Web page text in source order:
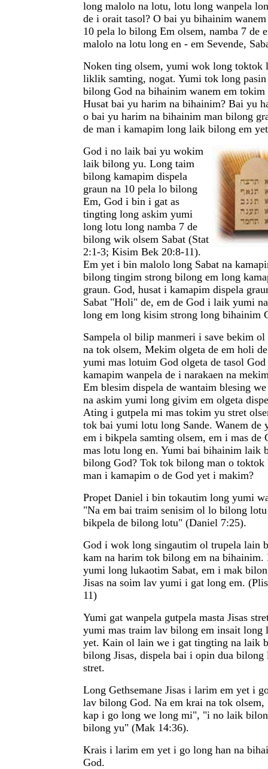
long malolo na lotu, lotu long wanpela
de i orait tasol? O bai yu bihainim
10 pela lo bilong Em olsem, namba 7 de
malolo na lotu long en - em Sevende,
Noken ting olsem, yumi wok long toktok
liklik samting, nogat. Yumi tok long
bilong God na bihainim wanem em
Husat bai yu harim na bihainim? Bai yu
o bai yu harim na bihainim man bilong
de man i kamapim long laik bilong em
God i no laik bai yu wokim
laik bilong yu. Long taim
bilong kamapim dispela
graun na 10 pela lo bilong
Em, God i bin i gat as
tingting long askim yumi
long lotu long namba 7 de
bilong wik olsem Sabat (Stat
2:1-3; Kisim Bek 20:8-11).
Em yet i bin malolo long Sabat na
bilong tingim strong bilong em long
graun. God, husat i kamapim dispela
Sabat "Holi" de, em de God i laik yumi
long em long kisim strong long bihainim
Sampela ol bilip manmeri i save bekim
na tok olsem, Mekim olgeta de em holi
yumi mas lotuim God olgeta de tasol
kamapim wanpela de i narakaen na
Em blesim dispela de wantaim blesing
na askim yumi long givim em olgeta
Ating i gutpela mi mas tokim yu stret
tok bai yumi lotu long Sande. Wanem de
em i bikpela samting olsem, em i mas
mas lotu long en. Yumi bai bihainim laik
bilong God? Tok tok bilong man o toktok
man i kamapim o de God yet i makim?
Propet Daniel i bin tokautim long yumi
"Na em bai traim senisim ol lo bilong
bikpela de bilong lotu" (Daniel 7:25).
God i wok long singautim ol trupela lain
kam na harim tok bilong em na bihainim.
yumi long lukaotim Sabat, em i mak
Jisas na soim lav yumi i gat long em.
11)
Yumi gat wanpela gutpela masta Jisas
yumi mas traim lav bilong em insait long
yet. Kain ol lain we i gat tingting na laik
bilong Jisas, dispela bai i opin dua bilong
stret.
Long Gethsemane Jisas i larim em yet i
lav bilong God. Na em krai na tok olsem,
kap i go long we long mi", "i no laik
bilong yu" (Mak 14:36).
Krais i larim em yet i go long han na
God.